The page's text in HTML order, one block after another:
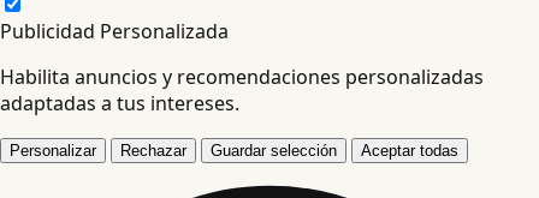
Publicidad Personalizada
Habilita anuncios y recomendaciones personalizadas
adaptadas a tus intereses.
Personalizar Rechazar Guardar selección Aceptar todas